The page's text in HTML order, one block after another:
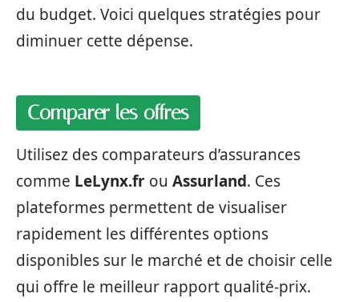
du budget. Voici quelques stratégies pour
diminuer cette dépense.
Comparer les offres
Utilisez des comparateurs d’assurances
comme LeLynx.fr ou Assurland. Ces
plateformes permettent de visualiser
rapidement les différentes options
disponibles sur le marché et de choisir celle
qui offre le meilleur rapport qualité-prix.